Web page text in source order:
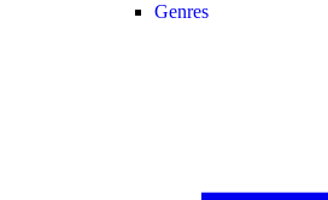
Genres